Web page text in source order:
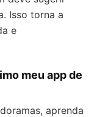
Isso torna a
e
meu app de
aprenda